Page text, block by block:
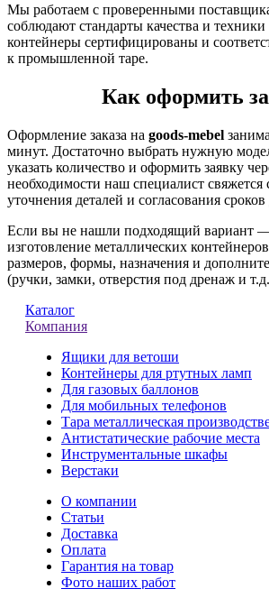
Мы работаем с проверенными
соблюдают стандарты качества и техники
контейнеры сертифицированы и
к промышленной таре.
Как оформить
Оформление заказа на goods-mebel
минут. Достаточно выбрать нужную
указать количество и оформить заявку
необходимости наш специалист свяжется
уточнения деталей и согласования сроков
Если вы не нашли подходящий вариант
изготовление металлических
размеров, формы, назначения и
(ручки, замки, отверстия под дренаж и
Каталог
Компания
Ящики для ветоши
Контейнеры для ртутных ламп
Для газовых баллонов
Для мобильных телефонов
Тара металлическая
Антистатические рабочие места
Инструментальные шкафы
Верстаки
О компании
Статьи
Доставка
Оплата
Гарантия на товар
Фото наших работ